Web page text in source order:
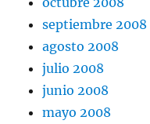
septiembre 2008
agosto 2008
julio 2008
junio 2008
mayo 2008